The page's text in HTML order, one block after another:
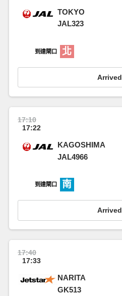
TOKYO
JAL323
到達閘口 北
Arrived
17:10
17:22
KAGOSHIMA
JAL4966
到達閘口 南
Arrived
17:40
17:33
NARITA
GK513